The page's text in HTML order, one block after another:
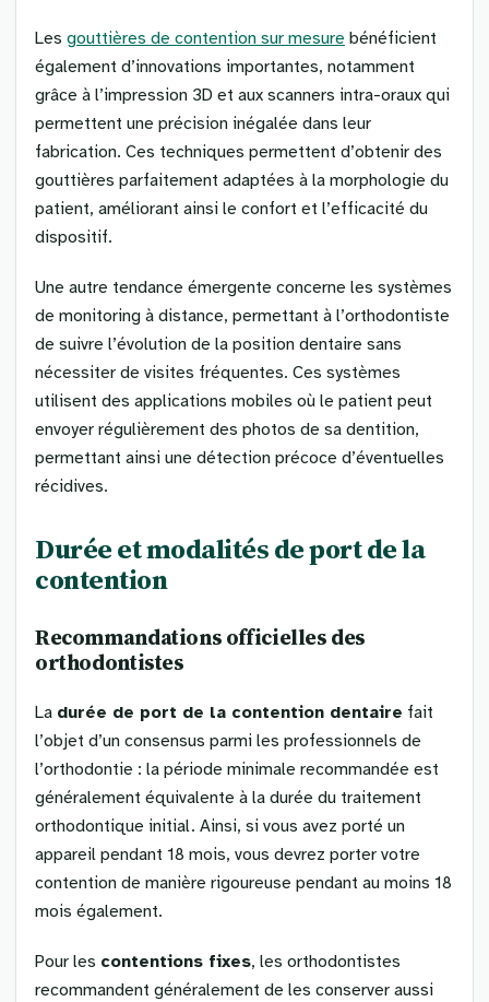
Les gouttières de contention sur mesure bénéficient
également d’innovations importantes, notamment
grâce à l’impression 3D et aux scanners intra-oraux qui
permettent une précision inégalée dans leur
fabrication. Ces techniques permettent d’obtenir des
gouttières parfaitement adaptées à la morphologie du
patient, améliorant ainsi le confort et l’efficacité du
dispositif.
Une autre tendance émergente concerne les systèmes
de monitoring à distance, permettant à l’orthodontiste
de suivre l’évolution de la position dentaire sans
nécessiter de visites fréquentes. Ces systèmes
utilisent des applications mobiles où le patient peut
envoyer régulièrement des photos de sa dentition,
permettant ainsi une détection précoce d’éventuelles
récidives.
Durée et modalités de port de la
contention
Recommandations officielles des
orthodontistes
La durée de port de la contention dentaire fait
l’objet d’un consensus parmi les professionnels de
l’orthodontie : la période minimale recommandée est
généralement équivalente à la durée du traitement
orthodontique initial. Ainsi, si vous avez porté un
appareil pendant 18 mois, vous devrez porter votre
contention de manière rigoureuse pendant au moins 18
mois également.
Pour les contentions fixes, les orthodontistes
recommandent généralement de les conserver aussi